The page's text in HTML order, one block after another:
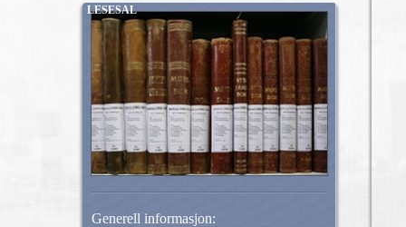
LESESAL
Generell informasjon: